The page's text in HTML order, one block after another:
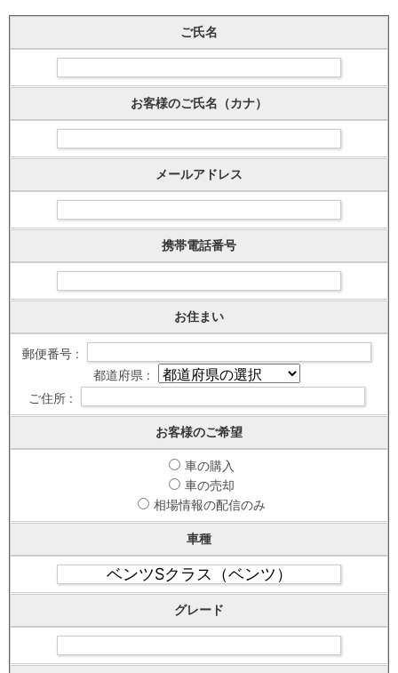
ご氏名
お客様のご氏名（カナ）
メールアドレス
携帯電話番号
お住まい
郵便番号 :
都道府県 :
ご住所 :
お客様のご希望
車の購入
車の売却
相場情報の配信のみ
車種
グレード